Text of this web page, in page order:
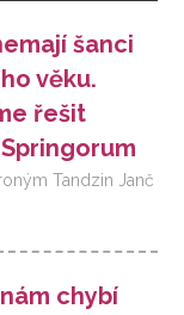
šanci
věku.
řešit
Tandzin Janč
chybí